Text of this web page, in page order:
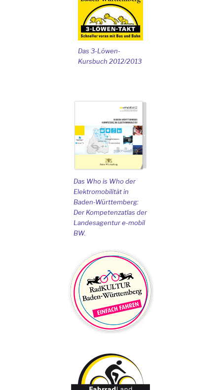
Das 3-Löwen-
Kursbuch 2012/2013
Das Who is Who der
Elektromobilität in
Baden-Württemberg:
Der Kompetenzatlas der
Landesagentur e-mobil
BW.